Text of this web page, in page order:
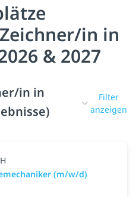
in in
& 2027
in in
Filter
anzeigen
(m/w/d)